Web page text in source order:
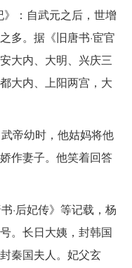
》：自武元之后，世增
多。据《旧唐书·宦官
大内、大明、兴庆三
大内、上阳两宫，大
帝幼时，他姑妈将他
作妻子。他笑着回答
·后妃传》等记载，杨
。长日大姨，封韩国
秦国夫人。妃父玄